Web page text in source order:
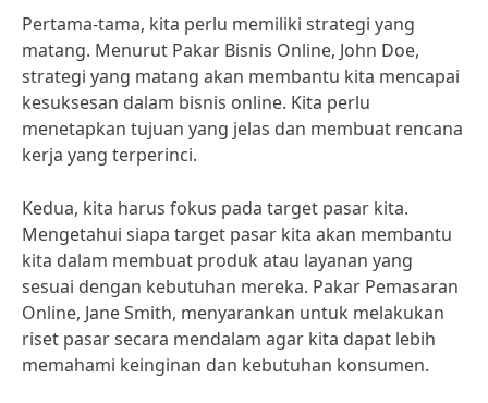
Pertama-tama, kita perlu memiliki strategi yang
matang. Menurut Pakar Bisnis Online, John Doe,
strategi yang matang akan membantu kita mencapai
kesuksesan dalam bisnis online. Kita perlu
menetapkan tujuan yang jelas dan membuat rencana
kerja yang terperinci.
Kedua, kita harus fokus pada target pasar kita.
Mengetahui siapa target pasar kita akan membantu
kita dalam membuat produk atau layanan yang
sesuai dengan kebutuhan mereka. Pakar Pemasaran
Online, Jane Smith, menyarankan untuk melakukan
riset pasar secara mendalam agar kita dapat lebih
memahami keinginan dan kebutuhan konsumen.